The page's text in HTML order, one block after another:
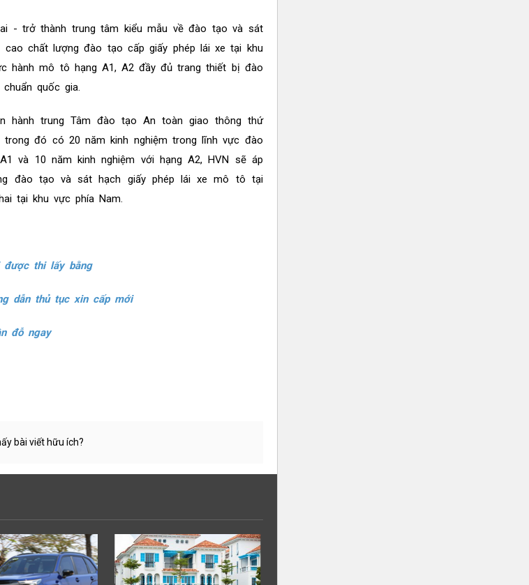
- trở thành trung tâm kiểu mẫu về đào tạo và sát
chất lượng đào tạo cấp giấy phép lái xe tại khu
hành mô tô hạng A1, A2 đầy đủ trang thiết bị đào
quốc gia.
hành trung Tâm đào tạo An toàn giao thông thứ
đó có 20 năm kinh nghiệm trong lĩnh vực đào
và 10 năm kinh nghiệm với hạng A2, HVN sẽ áp
đào tạo và sát hạch giấy phép lái xe mô tô tại
tại khu vực phía Nam.
thi lấy bằng
dẫn thủ tục xin cấp mới
đỗ ngay
bài viết hữu ích?